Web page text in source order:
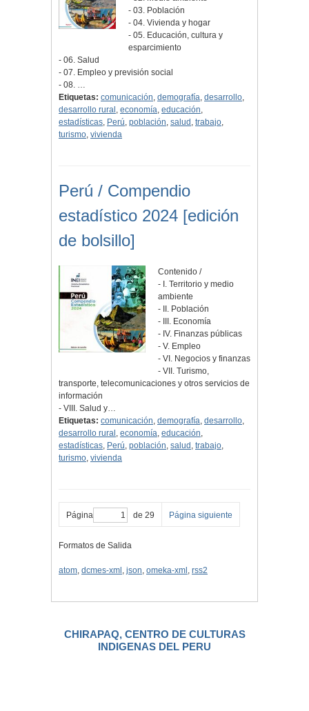
- 03. Población
- 04. Vivienda y hogar
- 05. Educación, cultura y
esparcimiento
- 06. Salud
- 07. Empleo y previsión social
- 08. …
Etiquetas: comunicación, demografía, desarrollo,
desarrollo rural , economía, educación,
estadísticas, Perú, población, salud , trabajo,
turismo, vivienda
Perú / Compendio
estadístico 2024 [edición
de bolsillo]
Contenido /
- I. Territorio y medio
ambiente
- II. Población
- III. Economía
- IV. Finanzas públicas
- V. Empleo
- VI. Negocios y finanzas
- VII. Turismo,
transporte, telecomunicaciones y otros servicios de
información
- VIII. Salud y…
Etiquetas: comunicación, demografía, desarrollo,
desarrollo rural , economía, educación,
estadísticas, Perú, población, salud , trabajo,
turismo, vivienda
Página de 29 Página siguiente
Formatos de Salida
atom, dcmes-xml , json, omeka-xml , rss2
CHIRAPAQ, CENTRO DE CULTURAS
INDIGENAS DEL PERU